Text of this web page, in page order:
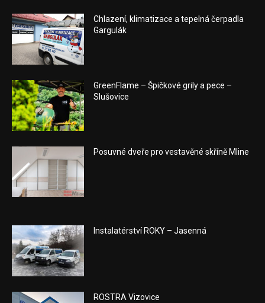
Chlazení, klimatizace a tepelná čerpadla
Gargulák
GreenFlame – Špičkové grily a pece –
Slušovice
Posuvné dveře pro vestavěné skříně Mline
Instalatérství ROKY – Jasenná
ROSTRA Vizovice